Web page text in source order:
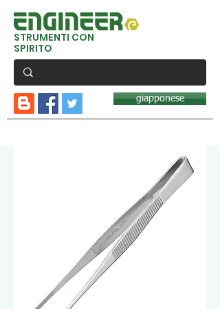
STRUMENTI CON
SPIRITO
giapponese